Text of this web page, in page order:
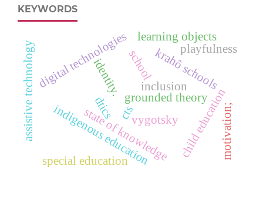
KEYWORDS
indigenous education
krahô schools
identity.
state of knowledge
school
digital technologies
child education
vygotsky
cts
grounded theory
inclusion
playfulness
assistive technology
special education
learning objects
dtics motivation;